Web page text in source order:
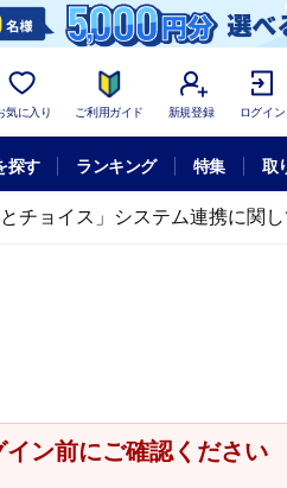
気に入り ご利用ガイド 新規登録 ログイン
探す ランキング 特集 取
とチョイス」システム連携に関し
イン前にご確認ください